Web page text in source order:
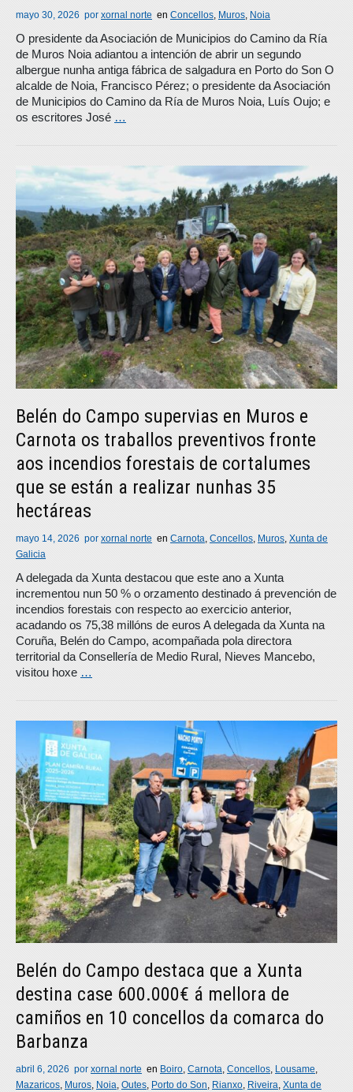
mayo 30, 2026 por xornal norte en Concellos, Muros, Noia
O presidente da Asociación de Municipios do Camino da Ría
de Muros Noia adiantou a intención de abrir un segundo
albergue nunha antiga fábrica de salgadura en Porto do Son O
alcalde de Noia, Francisco Pérez; o presidente da Asociación
de Municipios do Camino da Ría de Muros Noia, Luís Oujo; e
os escritores José …
Belén do Campo supervias en Muros e
Carnota os traballos preventivos fronte
aos incendios forestais de cortalumes
que se están a realizar nunhas 35
hectáreas
mayo 14, 2026 por xornal norte en Carnota, Concellos, Muros, Xunta de
Galicia
A delegada da Xunta destacou que este ano a Xunta
incrementou nun 50 % o orzamento destinado á prevención de
incendios forestais con respecto ao exercicio anterior,
acadando os 75,38 millóns de euros A delegada da Xunta na
Coruña, Belén do Campo, acompañada pola directora
territorial da Consellería de Medio Rural, Nieves Mancebo,
visitou hoxe …
Belén do Campo destaca que a Xunta
destina case 600.000€ á mellora de
camiños en 10 concellos da comarca do
Barbanza
abril 6, 2026 por xornal norte en Boiro, Carnota, Concellos, Lousame,
Mazaricos, Muros, Noia, Outes, Porto do Son, Rianxo, Riveira, Xunta de